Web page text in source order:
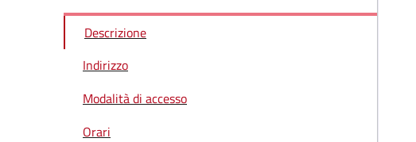
Descrizione
Indirizzo
Modalità di accesso
Orari